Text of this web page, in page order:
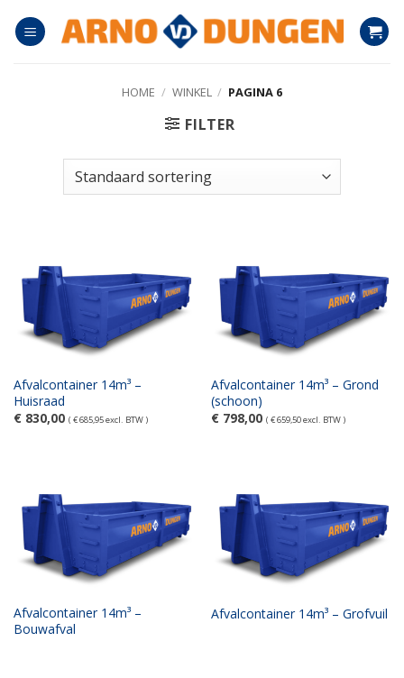
naar
HOME / WINKEL / PAGINA 6
FILTER
Afvalcontainer 14m³ –
Huisraad
€830,00 ( €685,95excl. BTW )
Afvalcontainer 14m³ – Grond
(schoon)
€798,00 ( €659,50excl. BTW )
Afvalcontainer 14m³ –
Bouwafval
Afvalcontainer 14m³ – Grofvuil